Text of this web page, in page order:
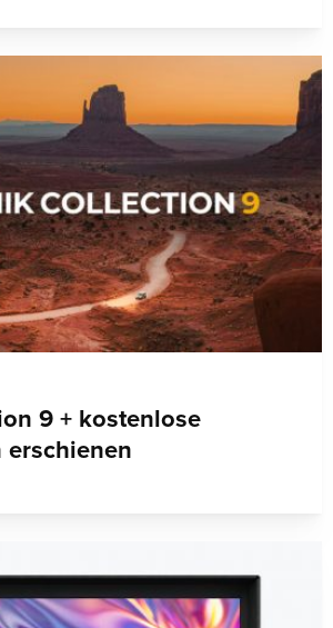
9 + kostenlose
erschienen